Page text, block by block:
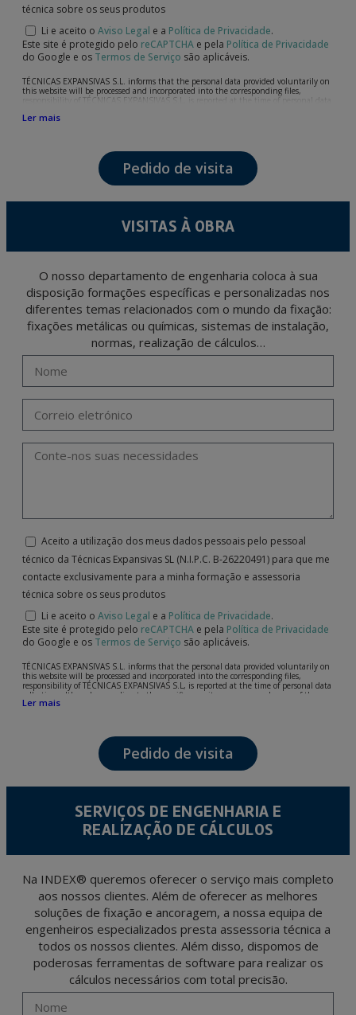
técnica sobre os seus produtos
Li e aceito o Aviso Legal e a Política de Privacidade.
Este site é protegido pelo reCAPTCHA e pela Política de Privacidade
do Google e os Termos de Serviço são aplicáveis.
TÉCNICAS EXPANSIVAS S.L. informs that the personal data provided voluntarily on
this website will be processed and incorporated into the corresponding files,
responsibility of TÉCNICAS EXPANSIVAS S.L, is reported at the time of personal data
following: attention to your referred request, complaint or question, established
The data in our files are strictly confidential and shall be treated with the utmost
confidentiality and shall comply with all the requirements provided for the General
Data Protection Regulation (GDPR) 2016.
level personal data, such as those relating to health, as they are not encoded or
encrypted. Should these details be sent, it is done so under your sole responsibility.
and opposition under the provisions of the General Data Protection Regulation
Portalada II | c/ Segador 13, 26006 | Logroño (La Rioja).
Ler mais
Pedido de visita
VISITAS À OBRA
O nosso departamento de engenharia coloca à sua
disposição formações específicas e personalizadas nos
diferentes temas relacionados com o mundo da fixação:
fixações metálicas ou químicas, sistemas de instalação,
normas, realização de cálculos…
Aceito a utilização dos meus dados pessoais pelo pessoal
técnico da Técnicas Expansivas SL (N.I.P.C. B-26220491) para que me
contacte exclusivamente para a minha formação e assessoria
técnica sobre os seus produtos
Li e aceito o Aviso Legal e a Política de Privacidade.
Este site é protegido pelo reCAPTCHA e pela Política de Privacidade
do Google e os Termos de Serviço são aplicáveis.
TÉCNICAS EXPANSIVAS S.L. informs that the personal data provided voluntarily on
this website will be processed and incorporated into the corresponding files,
responsibility of TÉCNICAS EXPANSIVAS S.L, is reported at the time of personal data
collection, although, according to the specific case, its purpose may be any of the
following: attention to your referred request, complaint or question, established
The data in our files are strictly confidential and shall be treated with the utmost
confidentiality and shall comply with all the requirements provided for the General
Data Protection Regulation (GDPR) 2016.
According to Data Protection legislation, you are strongly advised not to send high-
encrypted. Should these details be sent, it is done so under your sole responsibility.
The user may at any time exercise their rights of access, rectification, cancellation
and opposition under the provisions of the General Data Protection Regulation
Portalada II | c/ Segador 13, 26006 | Logroño (La Rioja).
Ler mais
Pedido de visita
SERVIÇOS DE ENGENHARIA E
REALIZAÇÃO DE CÁLCULOS
Na INDEX® queremos oferecer o serviço mais completo
aos nossos clientes. Além de oferecer as melhores
soluções de fixação e ancoragem, a nossa equipa de
engenheiros especializados presta assessoria técnica a
todos os nossos clientes. Além disso, dispomos de
poderosas ferramentas de software para realizar os
cálculos necessários com total precisão.